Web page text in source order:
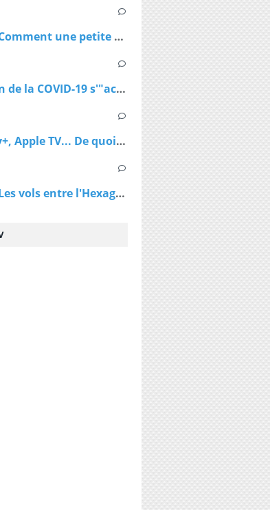
Coronavirus : Comment une petite station de ski autrichienne a accéléré la propagation du virus
La propagation de la COVID-19 s'"accélère" au Royaume-Uni
Netflix, Disney+, Apple TV... De quoi passer du bon temps pendant le confinement
Coronavirus : Les vols entre l'Hexagone et l'Outre-Mer interdits dès lundi